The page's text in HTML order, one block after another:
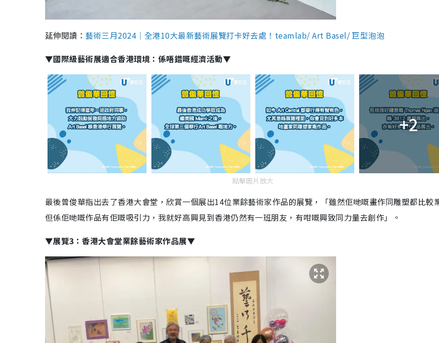
延伸閱讀：藝術三月2024｜全港10大最新藝術展覽打卡好去處！teamlab/ Art Basel/ 巨型泡泡
▼國際級藝術展適合香港環境：係唔錯嘅經濟活動▼
+2
點擊圖片放大
最後曾俊華指出去了香港大會堂，欣賞一個展出14位業餘藝術家作品的展覽，「雖然佢哋嘅畫作同雕塑都比較
但係佢哋嘅作品有佢嘅吸引力，我就好高興見到香港仍然有一班朋友，有咁嘅興致同力量去創作」。
▼展覽3：香港大會堂業餘藝術家作品展▼